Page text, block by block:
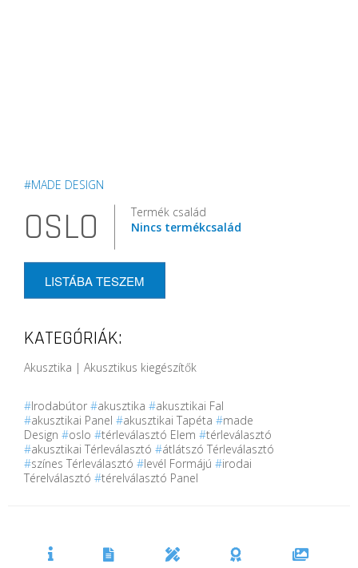
#MADE DESIGN
OSLO
Termék család
Nincs termékcsalád
LISTÁBA TESZEM
KATEGÓRIÁK:
Akusztika | Akusztikus kiegészítők
#Irodabútor #akusztika #akusztikai Fal
#akusztikai Panel #akusztikai Tapéta #made
Design #oslo #térleválasztó Elem #térleválasztó
#akusztikai Térleválasztó #átlátszó Térleválasztó
#színes Térleválasztó #levél Formájú #irodai
Térelválasztó #térelválasztó Panel